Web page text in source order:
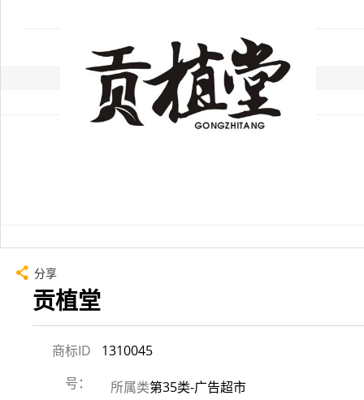
分享
贡植堂
商标ID
号：
1310045
所属类第35类-广告超市